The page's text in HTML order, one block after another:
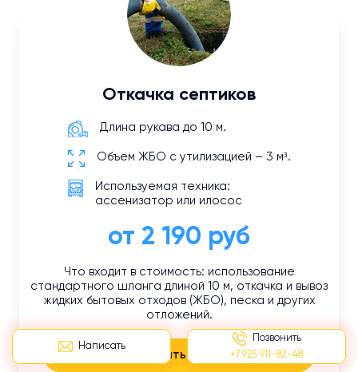
Написать
Позвонить
+7 925 911-82-48
Откачка септиков
Длина рукава до 10 м.
Объем ЖБО с утилизацией – 3 м³.
Используемая техника:
ассенизатор или илосос
от 2 190 руб
Что входит в стоимость: использование
стандартного шланга длиной 10 м, откачка и вывоз
жидких бытовых отходов (ЖБО), песка и других
отложений.
Заказать услугу